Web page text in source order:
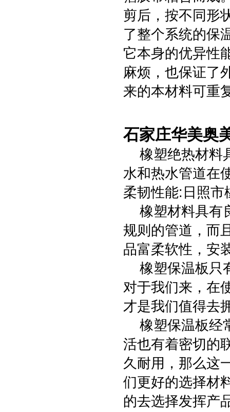
剪后，按不同形
了整个系统的保
它本身的优异性
麻烦，也保证了
来的本材料可重
石家庄华美奥
橡塑绝热材料
水和热水管道在
柔韧性能:日照市
橡塑材料具有
规则的管道，而
品富柔软性，安
橡塑保温板只
对于我们来，在
才是我们值得去
橡塑保温板经
活也有着密切的
久耐用，那么这
们更好的选择材
的去选择发挥产